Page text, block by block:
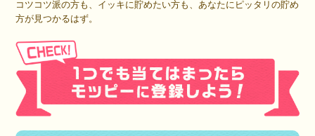
コツコツ派の方も、イッキに貯めたい方も、あなたにピッタリの貯め
方が見つかるはず。